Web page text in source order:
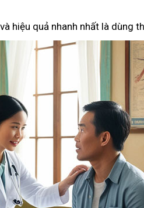
hiệu quả nhanh nhất là dùng